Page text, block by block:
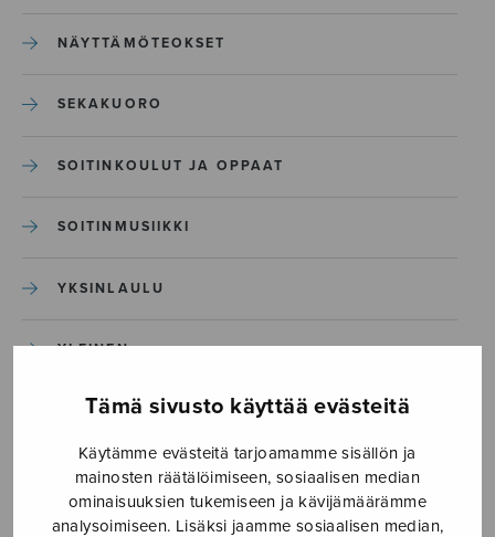
Tämä sivusto käyttää evästeitä
Käytämme evästeitä tarjoamamme sisällön ja
mainosten räätälöimiseen, sosiaalisen median
ominaisuuksien tukemiseen ja kävijämäärämme
analysoimiseen. Lisäksi jaamme sosiaalisen median,
NÄYTTÄMÖTEOKSET
SEKAKUORO
SOITINKOULUT JA OPPAAT
SOITINMUSIIKKI
YKSINLAULU
YLEINEN
Sulasol nuottikauppa
Myymälä avoinna
ma–pe klo 10–16 tai sopimuksen mukaan